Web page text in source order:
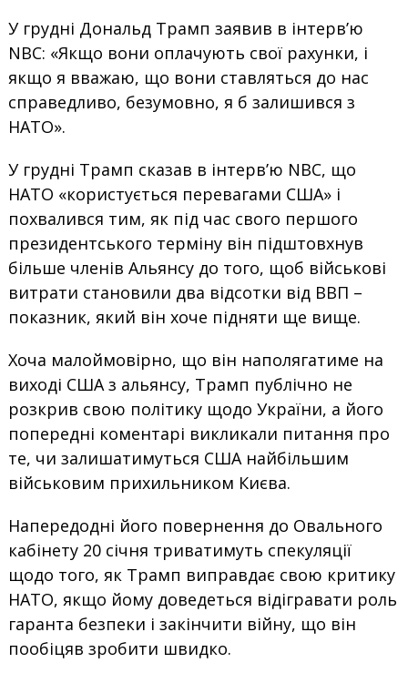
У грудні Дональд Трамп заявив в інтерв’ю
NBC: «Якщо вони оплачують свої рахунки, і
якщо я вважаю, що вони ставляться до нас
справедливо, безумовно, я б залишився з
НАТО».
У грудні Трамп сказав в інтерв’ю NBC, що
НАТО «користується перевагами США» і
похвалився тим, як під час свого першого
президентського терміну він підштовхнув
більше членів Альянсу до того, щоб військові
витрати становили два відсотки від ВВП –
показник, який він хоче підняти ще вище.
Хоча малоймовірно, що він наполягатиме на
виході США з альянсу, Трамп публічно не
розкрив свою політику щодо України, а його
попередні коментарі викликали питання про
те, чи залишатимуться США найбільшим
військовим прихильником Києва.
Напередодні його повернення до Овального
кабінету 20 січня триватимуть спекуляції
щодо того, як Трамп виправдає свою критику
НАТО, якщо йому доведеться відігравати роль
гаранта безпеки і закінчити війну, що він
пообіцяв зробити швидко.